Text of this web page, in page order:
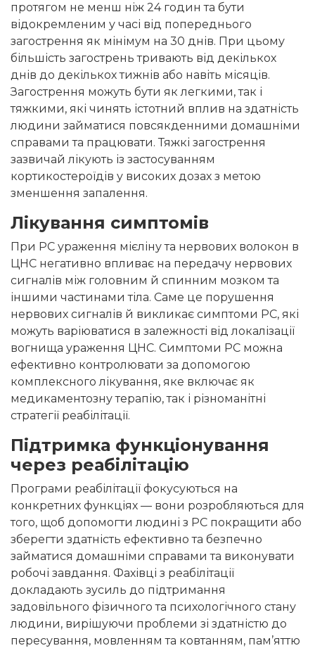
протягом не менш ніж 24 годин та бути
відокремленим у часі від попереднього
загострення як мінімум на 30 днів. При цьому
більшість загострень тривають від декількох
днів до декількох тижнів або навіть місяців.
Загострення можуть бути як легкими, так і
тяжкими, які чинять істотний вплив на здатність
людини займатися повсякденними домашніми
справами та працювати. Тяжкі загострення
зазвичай лікують із застосуванням
кортикостероїдів у високих дозах з метою
зменшення запалення.
Лікування симптомів
При РС ураження мієліну та нервових волокон в
ЦНС негативно впливає на передачу нервових
сигналів між головним й спинним мозком та
іншими частинами тіла. Саме це порушення
нервових сигналів й викликає симптоми РС, які
можуть варіюватися в залежності від локалізації
вогнища ураження ЦНС. Симптоми РС можна
ефективно контролювати за допомогою
комплексного лікування, яке включає як
медикаментозну терапію, так і різноманітні
стратегії реабілітації.
Підтримка функціонування
через реабілітацію
Програми реабілітації фокусуються на
конкретних функціях — вони розробляються для
того, щоб допомогти людині з РС покращити або
зберегти здатність ефективно та безпечно
займатися домашніми справами та виконувати
робочі завдання. Фахівці з реабілітації
докладають зусиль до підтримання
задовільного фізичного та психологічного стану
людини, вирішуючи проблеми зі здатністю до
пересування, мовленням та ковтанням, пам’яттю